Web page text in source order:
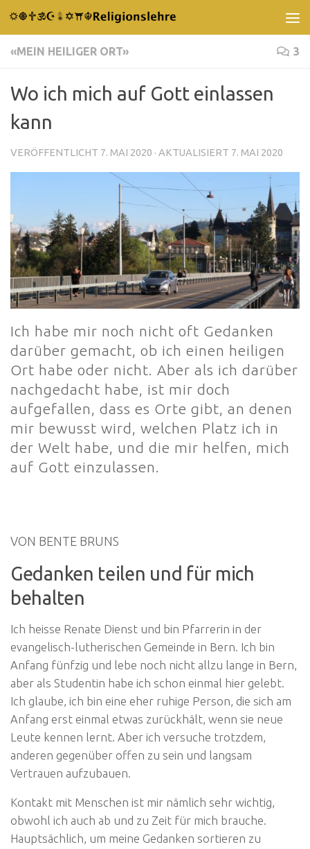
Unter dem Inhalt
«MEIN HEILIGER ORT» 3
Wo ich mich auf Gott einlassen
kann
VERÖFFENTLICHT 7. MAI 2020 · AKTUALISIERT 7. MAI 2020
Ich habe mir noch nicht oft Gedanken
darüber gemacht, ob ich einen heiligen
Ort habe oder nicht. Aber als ich darüber
nachgedacht habe, ist mir doch
aufgefallen, dass es Orte gibt, an denen
mir bewusst wird, welchen Platz ich in
der Welt habe, und die mir helfen, mich
auf Gott einzulassen.
VON BENTE BRUNS
Gedanken teilen und für mich
behalten
Ich heisse Renate Dienst und bin Pfarrerin in der
evangelisch-lutherischen Gemeinde in Bern. Ich bin
Anfang fünfzig und lebe noch nicht allzu lange in Bern,
aber als Studentin habe ich schon einmal hier gelebt.
Ich glaube, ich bin eine eher ruhige Person, die sich am
Anfang erst einmal etwas zurückhält, wenn sie neue
Leute kennen lernt. Aber ich versuche trotzdem,
anderen gegenüber offen zu sein und langsam
Vertrauen aufzubauen.
Kontakt mit Menschen ist mir nämlich sehr wichtig,
obwohl ich auch ab und zu Zeit für mich brauche.
Hauptsächlich, um meine Gedanken sortieren zu